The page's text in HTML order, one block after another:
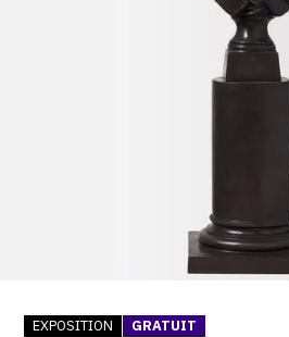
CRÉER SON
ABONNEMENTS DÉDIÉS
CRÉER SON SITE
PUBLIER SES
EXPOSITION GRATUIT